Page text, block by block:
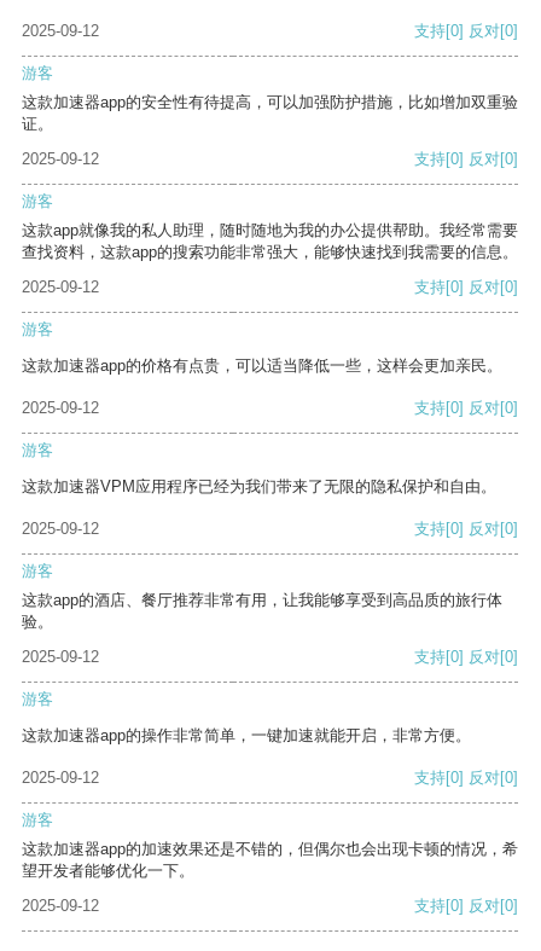
2025-09-12 支持[0] 反对[0]
游客
这款加速器app的安全性有待提高，可以加强防护措施，比如增加双重验
证。
2025-09-12
支持[0] 反对[0]
游客
这款app就像我的私人助理，随时随地为我的办公提供帮助。我经常需要
查找资料，这款app的搜索功能非常强大，能够快速找到我需要的信息。
2025-09-12
支持[0] 反对[0]
游客
这款加速器app的价格有点贵，可以适当降低一些，这样会更加亲民。
2025-09-12 支持[0] 反对[0]
游客
这款加速器VPM应用程序已经为我们带来了无限的隐私保护和自由。
2025-09-12 支持[0] 反对[0]
游客
这款app的酒店、餐厅推荐非常有用，让我能够享受到高品质的旅行体
验。
2025-09-12
支持[0] 反对[0]
游客
这款加速器app的操作非常简单，一键加速就能开启，非常方便。
2025-09-12 支持[0] 反对[0]
游客
这款加速器app的加速效果还是不错的，但偶尔也会出现卡顿的情况，希
望开发者能够优化一下。
2025-09-12
支持[0] 反对[0]